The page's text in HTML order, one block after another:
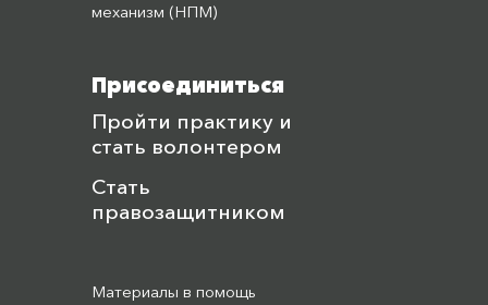
механизм (НПМ)
Присоединиться
Пройти практику и
стать волонтером
Стать
правозащитником
Материалы в помощь